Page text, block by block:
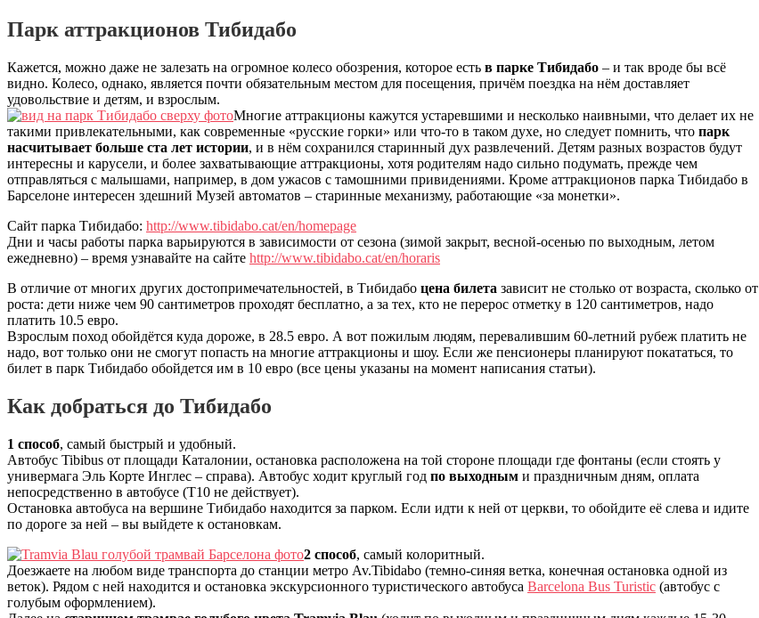
Парк аттракционов Тибидабо
Кажется, можно даже не залезать на огромное колесо обозрения, которое есть в парке Тибидабо – и так вроде бы всё
видно. Колесо, однако, является почти обязательным местом для посещения, причём поездка на нём доставляет
удовольствие и детям, и взрослым.
Многие аттракционы кажутся устаревшими и несколько наивными, что делает их не
такими привлекательными, как современные «русские горки» или что-то в таком духе, но следует помнить, что парк
насчитывает больше ста лет истории, и в нём сохранился старинный дух развлечений. Детям разных возрастов будут
интересны и карусели, и более захватывающие аттракционы, хотя родителям надо сильно подумать, прежде чем
отправляться с малышами, например, в дом ужасов с тамошними привидениями. Кроме аттракционов парка Тибидабо в
Барселоне интересен здешний Музей автоматов – старинные механизму, работающие «за монетки».
Сайт парка Тибидабо: http://www.tibidabo.cat/en/homepage
Дни и часы работы парка варьируются в зависимости от сезона (зимой закрыт, весной-осенью по выходным, летом
ежедневно) – время узнавайте на сайте http://www.tibidabo.cat/en/horaris
В отличие от многих других достопримечательностей, в Тибидабо цена билета зависит не столько от возраста, сколько от
роста: дети ниже чем 90 сантиметров проходят бесплатно, а за тех, кто не перерос отметку в 120 сантиметров, надо
платить 10.5 евро.
Взрослым поход обойдётся куда дороже, в 28.5 евро. А вот пожилым людям, перевалившим 60-летний рубеж платить не
надо, вот только они не смогут попасть на многие аттракционы и шоу. Если же пенсионеры планируют покататься, то
билет в парк Тибидабо обойдется им в 10 евро (все цены указаны на момент написания статьи).
Как добраться до Тибидабо
1 способ, самый быстрый и удобный.
Автобус Tibibus от площади Каталонии, остановка расположена на той стороне площади где фонтаны (если стоять у
универмага Эль Корте Инглес – справа). Автобус ходит круглый год по выходным и праздничным дням, оплата
непосредственно в автобусе (Т10 не действует).
Остановка автобуса на вершине Тибидабо находится за парком. Если идти к ней от церкви, то обойдите её слева и идите
по дороге за ней – вы выйдете к остановкам.
2 способ, самый колоритный.
Доезжаете на любом виде транспорта до станции метро Av.Tibidabo (темно-синяя ветка, конечная остановка одной из
веток). Рядом с ней находится и остановка экскурсионного туристического автобуса Barcelona Bus Turistic (автобус с
голубым оформлением).